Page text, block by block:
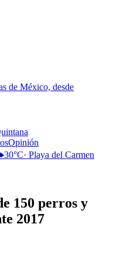
de México, desde
Opinión
30°C· Playa del Carmen
150 perros y
2017